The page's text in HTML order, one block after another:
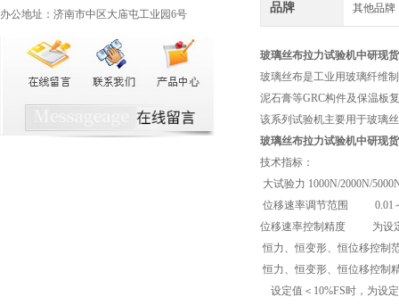
办公地址：济南市中区大庙屯工业园6号
品牌 其他品牌
玻璃丝布拉力试验机中研现
玻璃丝布是工业用玻璃纤维
泥石膏等GRC构件及保温板
该系列试验机主要用于玻璃
玻璃丝布拉力试验机中研现
技术指标：
大试验力 1000N/2000N/
位移速率调节范围 0.01～
位移速率控制精度 为设定
恒力、恒变形、恒位移控制
恒力、恒变形、恒位移控制
设定值＜10%FS时，为设